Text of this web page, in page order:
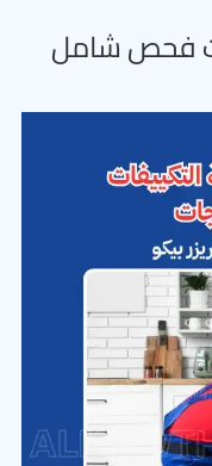
فحص شامل